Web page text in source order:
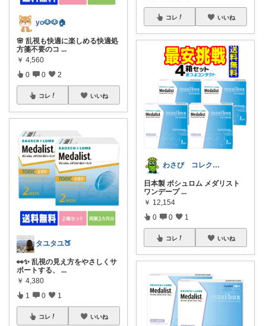
yo🐶🐶🏠
🌸 乱視も快適に楽しめる快適処
方箋不要のコ ...
￥ 4,560
0 0 2
コレ いいね
タユタユ🍑
👀✨ 乱視の見え方をやさしくサ
ポートする、
...
￥ 4,380
1 0 1
コレ いいね
コレ いいね
わさび コレクションもご利用ください
日本製 ボシュロム メダリスト
ワンデープ ...
￥ 12,154
0 0 1
コレ いいね